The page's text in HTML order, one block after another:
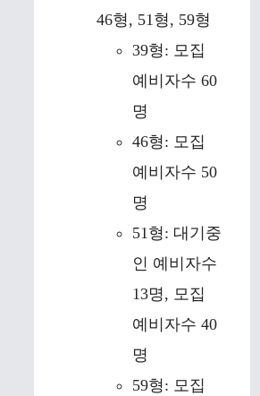
46형, 51형, 59형
39형: 모집
예비자수 60
명
46형: 모집
예비자수 50
명
51형: 대기중
인 예비자수
13명, 모집
예비자수 40
명
59형: 모집